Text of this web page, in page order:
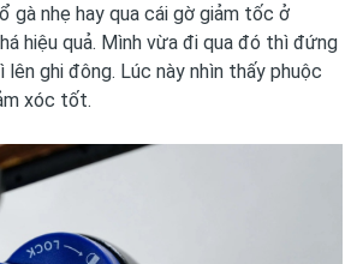
gà nhẹ hay qua cái gờ giảm tốc ở
hiệu quả. Mình vừa đi qua đó thì đứng
lên ghi đông. Lúc này nhìn thấy phuộc
xóc tốt.